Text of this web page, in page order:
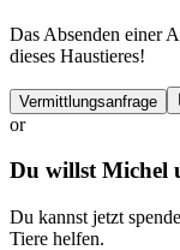
Das Absenden einer
dieses Haustieres!
Vermittlungsanfrage
or
Du willst Michel
Du kannst jetzt
Tiere helfen.